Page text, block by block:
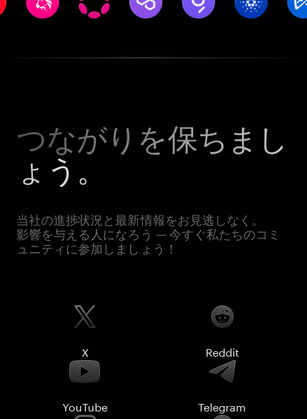
つながりを保ちまし
ょう。
当社の進捗状況と最新情報をお見逃しなく。
影響を与える人になろう — 今すぐ私たちのコミ
ュニティに参加しましょう！
X Reddit
YouTube Telegram